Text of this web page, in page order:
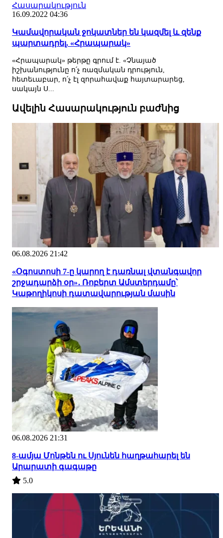
Հասարակություն
16.09.2022 04:36
Կամավորական ջոկատներ են կազմել և զենք
պարտադրել. «Հրապարակ»
«Հրապարակ» թերթը գրում է. «Չնայած
իշխանությունը ո՛չ ռազմական դրություն,
հետեւաբար, ո՛չ էլ զորահավաք հայտարարեց,
սակայն Ս...
Ավելին Հասարակություն բաժնից
06.08.2026 21:42
«Օգոստոսի 7-ը կարող է դառնալ վտանգավոր
շրջադարձի օր»․ Ռոբերտ Ամստերդամը՝
Կաթողիկոսի դատավարության մասին
06.08.2026 21:31
8-ամյա Մոնթեն ու Սյունեն հաղթահարել են
Արարատի գագաթը
5.0